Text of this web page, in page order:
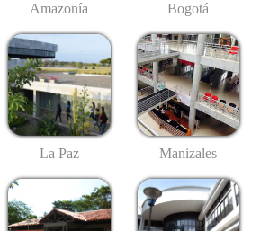
Amazonía Bogotá
La Paz Manizales